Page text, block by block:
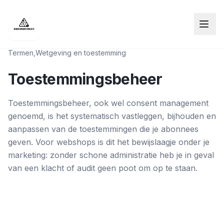
Termen Wetgeving en toestemming
Toestemmingsbeheer
Toestemmingsbeheer, ook wel consent management
genoemd, is het systematisch vastleggen, bijhouden en
aanpassen van de toestemmingen die je abonnees
geven. Voor webshops is dit het bewijslaagje onder je
marketing: zonder schone administratie heb je in geval
van een klacht of audit geen poot om op te staan.